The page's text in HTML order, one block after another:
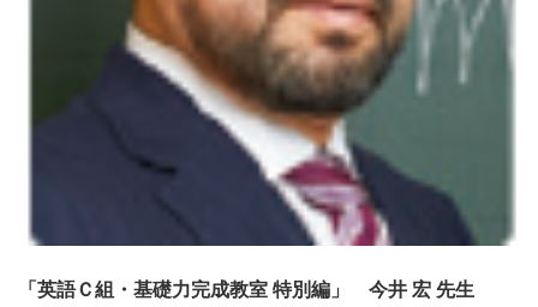
「 英語Ｃ組・基礎力完成教室 特別編」 今井 宏 先生